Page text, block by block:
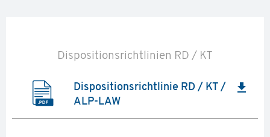
Dispositionsrichtlinien RD / KT
Dispositionsrichtlinie RD / KT /
ALP-LAW
file_download